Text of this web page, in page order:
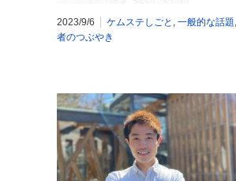
2023/9/6 ケムステしごと , 一般的な話題,
者のつぶやき